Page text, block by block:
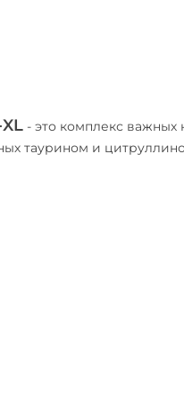
- это комплекс
таурином и